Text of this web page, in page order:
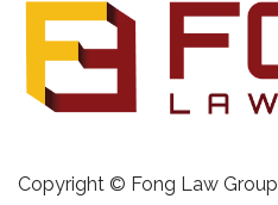
Copyright © Fong Law Group